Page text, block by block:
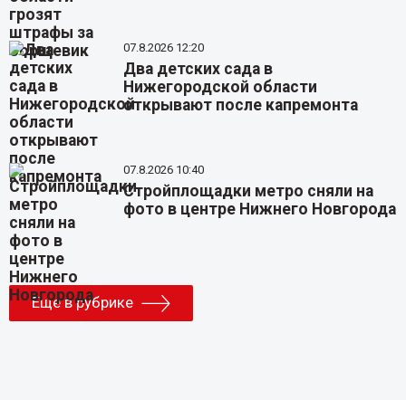
07.8.2026 12:20
Два детских сада в
Нижегородской области
открывают после капремонта
07.8.2026 10:40
Стройплощадки метро сняли на
фото в центре Нижнего Новгорода
Еще в рубрике